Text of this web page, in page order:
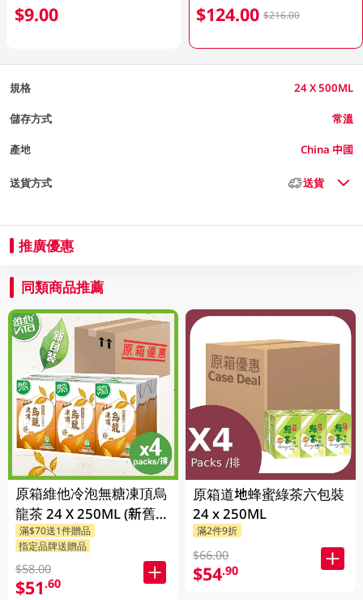
$9.00 $124.00 $216.00
規格 24 X 500ML
儲存方式 常溫
產地 China 中國
送貨方式 送貨
推廣優惠
同類商品推薦
原箱維他冷泡無糖凍頂烏
龍茶 24 X 250ML (新舊包
裝隨機發貨)
滿$70送1件贈品
指定品牌送贈品
$58.00
$51.60
原箱道地蜂蜜綠茶六包裝
24 x 250ML
滿2件9折
$66.00
$54.90